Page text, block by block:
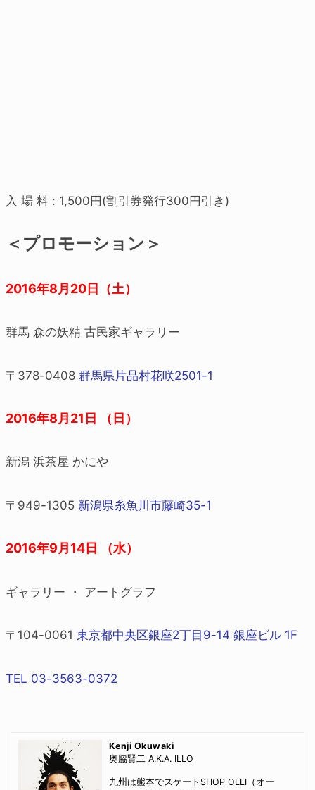
入 場 料 : 1,500円(割引券発行300円引き)
＜プロモーション＞
2016年8月20日（土）
群馬 森の妖精 古民家ギャラリー
〒378-0408 群馬県片品村花咲2501-1
2016年8月21日 （日）
新潟 浜茶屋 かにや
〒949-1305 新潟県糸魚川市藤崎35-1
2016年9月14日 （水）
ギャラリー ・ アートグラフ
〒104-0061 東京都中央区銀座2丁目9-14 銀座ビル 1F
TEL 03-3563-0372
Kenji Okuwaki
奥脇賢二 A.K.A. ILLO
九州は熊本でスケートSHOP OLLI（オー